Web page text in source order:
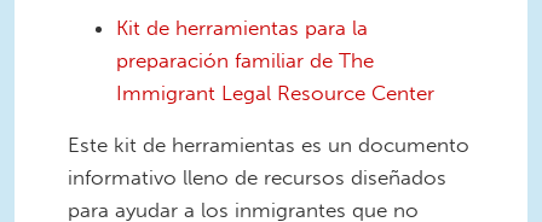
Kit de herramientas para la
preparación familiar de The
Immigrant Legal Resource Center
Este kit de herramientas es un documento
informativo lleno de recursos diseñados
para ayudar a los inmigrantes que no